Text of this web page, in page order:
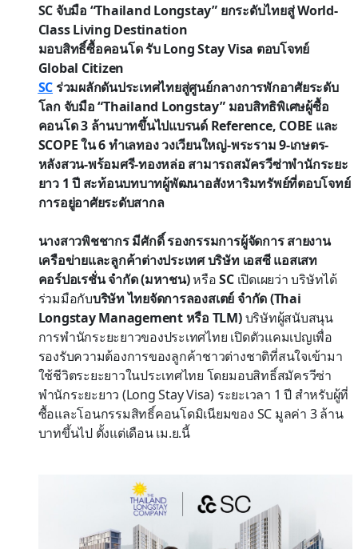
SC จับมือ “Thailand Longstay” ยกระดับไทยสู่ World-
Class Living Destination
มอบสิทธิ์ซื้อคอนโด รับ Long Stay Visa ตอบโจทย์
Global Citizen
SC ร่วมผลักดันประเทศไทยสู่ศูนย์กลางการพักอาศัยระดับ
โลก จับมือ “Thailand Longstay” มอบสิทธิพิเศษผู้ซื้อ
คอนโด 3 ล้านบาทขึ้นไปแบรนด์ Reference, COBE และ
SCOPE ใน 6 ทำเลทอง วงเวียนใหญ่-พระราม 9-เกษตร-
หลังสวน-พร้อมศรี-ทองหล่อ สามารถสมัครวีซ่าพำนักระยะ
ยาว 1 ปี สะท้อนบทบาทผู้พัฒนาอสังหาริมทรัพย์ที่ตอบโจทย์
การอยู่อาศัยระดับสากล
นางสาวพิชชากร มีศักดิ์ รองกรรมการผู้จัดการ สายงาน
เครือข่ายและลูกค้าต่างประเทศ บริษัท เอสซี แอสเสท
คอร์ปอเรชั่น จำกัด (มหาชน)หรือSCเปิดเผยว่า บริษัทได้
ร่วมมือกับบริษัท ไทยจัดการลองสเตย์ จำกัด (Thai
Longstay Management หรือ TLM)บริษัทผู้สนับสนุน
การพำนักระยะยาวของประเทศไทย เปิดตัวแคมเปญเพื่อ
รองรับความต้องการของลูกค้าชาวต่างชาติที่สนใจเข้ามา
ใช้ชีวิตระยะยาวในประเทศไทย โดยมอบสิทธิ์สมัครวีซ่า
พำนักระยะยาว (Long Stay Visa) ระยะเวลา 1 ปี สำหรับผู้ที่
ซื้อและโอนกรรมสิทธิ์คอนโดมิเนียมของ SC มูลค่า 3 ล้าน
บาทขึ้นไป ตั้งแต่เดือน เม.ย.นี้